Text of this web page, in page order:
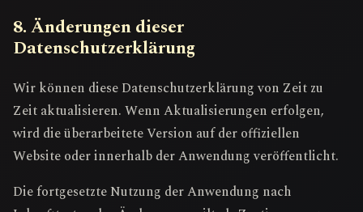
8. Änderungen dieser
Datenschutzerklärung
Wir können diese Datenschutzerklärung von Zeit zu
Zeit aktualisieren. Wenn Aktualisierungen erfolgen,
wird die überarbeitete Version auf der offiziellen
Website oder innerhalb der Anwendung veröffentlicht.
Die fortgesetzte Nutzung der Anwendung nach